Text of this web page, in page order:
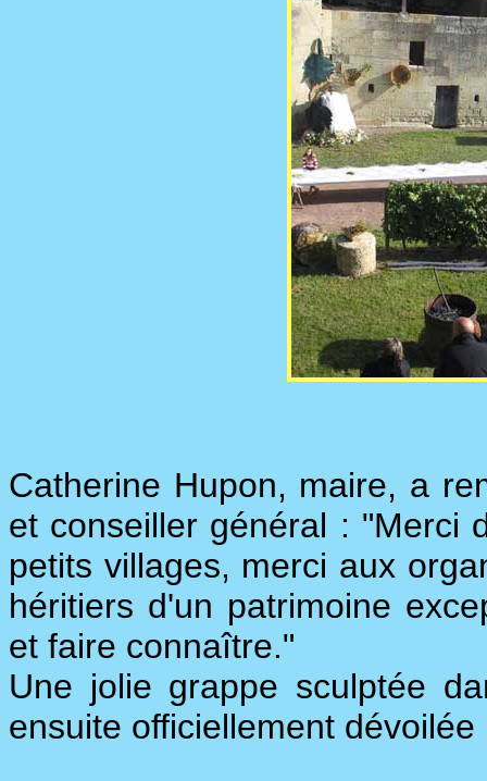
Catherine Hupon, maire, a
et conseiller général : "Merci
petits villages, merci aux
héritiers d'un patrimoine
et faire connaître."
Une jolie grappe sculptée
ensuite officiellement